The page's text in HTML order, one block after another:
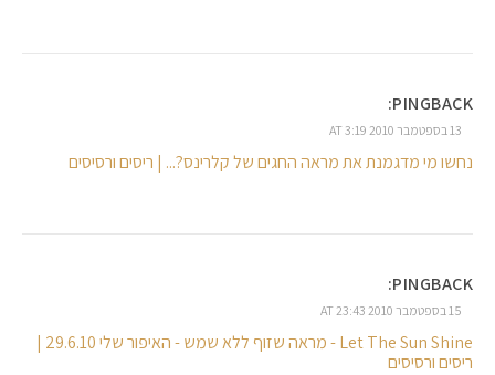
PINGBACK:
13 בספטמבר 2010 AT 3:19
נחשו מי מדגמנת את מראה החגים של קלרינס?... | ריסים ורסיסים
PINGBACK:
15 בספטמבר 2010 AT 23:43
Let The Sun Shine - מראה שזוף ללא שמש - האיפור שלי 29.6.10 |
ריסים ורסיסים